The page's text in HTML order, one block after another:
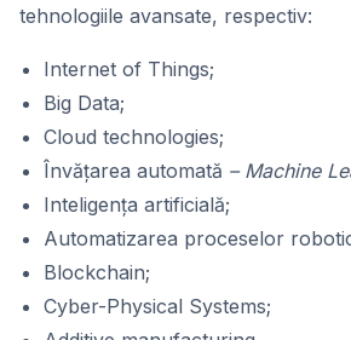
tehnologiile avansate, respectiv:
Internet of Things;
Big Data;
Cloud technologies;
Învățarea automată – Machine
Inteligența artificială;
Automatizarea proceselor
Blockchain;
Cyber-Physical Systems;